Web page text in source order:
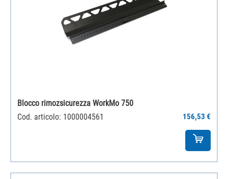
Blocco rimozsicurezza WorkMo 750
Cod. articolo: 1000004561
156,53 €